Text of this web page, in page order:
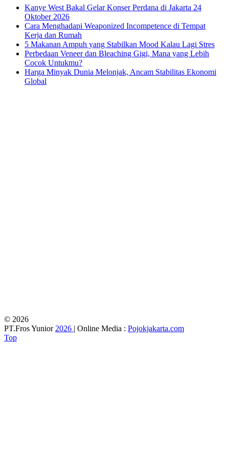
Kanye West Bakal Gelar Konser Perdana di Jakarta 24
Oktober 2026
Cara Menghadapi Weaponized Incompetence di Tempat
Kerja dan Rumah
5 Makanan Ampuh yang Stabilkan Mood Kalau Lagi Stres
Perbedaan Veneer dan Bleaching Gigi, Mana yang Lebih
Cocok Untukmu?
Harga Minyak Dunia Melonjak, Ancam Stabilitas Ekonomi
Global
© 2026
PT.Fros Yunior 2026 | Online Media : Pojokjakarta.com
Top